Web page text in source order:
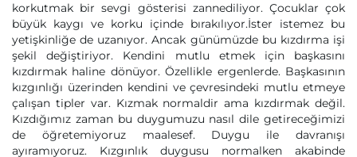
korkutmak bir sevgi gösterisi zannediliyor. Çocuklar çok
büyük kaygı ve korku içinde bırakılıyor.İster istemez bu
yetişkinliğe de uzanıyor. Ancak günümüzde bu kızdırma işi
şekil değiştiriyor. Kendini mutlu etmek için başkasını
kızdırmak haline dönüyor. Özellikle ergenlerde. Başkasının
kızgınlığı üzerinden kendini ve çevresindeki mutlu etmeye
çalışan tipler var. Kızmak normaldir ama kızdırmak değil.
Kızdığımız zaman bu duygumuzu nasıl dile getireceğimizi
de öğretemiyoruz maalesef. Duygu ile davranışı
ayıramıyoruz. Kızgınlık duygusu normalken akabinde